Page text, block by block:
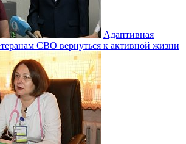
Адаптивная
СВО вернуться к активной жизни